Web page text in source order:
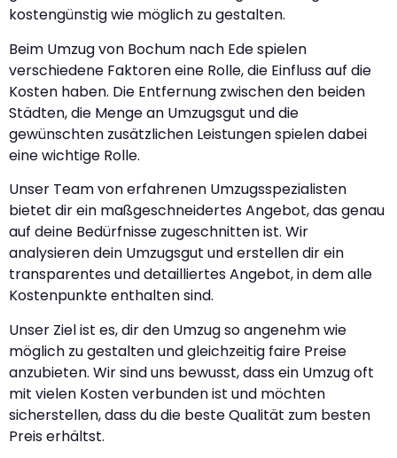
kostengünstig wie möglich zu gestalten.
Beim Umzug von Bochum nach Ede spielen
verschiedene Faktoren eine Rolle, die Einfluss auf die
Kosten haben. Die Entfernung zwischen den beiden
Städten, die Menge an Umzugsgut und die
gewünschten zusätzlichen Leistungen spielen dabei
eine wichtige Rolle.
Unser Team von erfahrenen Umzugsspezialisten
bietet dir ein maßgeschneidertes Angebot, das genau
auf deine Bedürfnisse zugeschnitten ist. Wir
analysieren dein Umzugsgut und erstellen dir ein
transparentes und detailliertes Angebot, in dem alle
Kostenpunkte enthalten sind.
Unser Ziel ist es, dir den Umzug so angenehm wie
möglich zu gestalten und gleichzeitig faire Preise
anzubieten. Wir sind uns bewusst, dass ein Umzug oft
mit vielen Kosten verbunden ist und möchten
sicherstellen, dass du die beste Qualität zum besten
Preis erhältst.